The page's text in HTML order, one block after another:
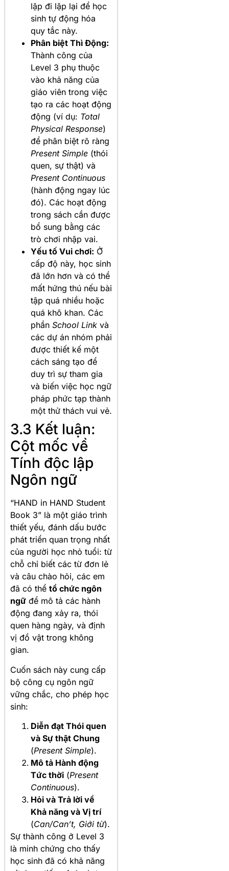
lặp đi lặp lại để học
sinh tự động hóa
quy tắc này.
Phân biệt Thì Động:
Thành công của
Level 3 phụ thuộc
vào khả năng của
giáo viên trong việc
tạo ra các hoạt động
động (ví dụ: Total
Physical Response)
để phân biệt rõ ràng
Present Simple (thói
quen, sự thật) và
Present Continuous
(hành động ngay lúc
đó). Các hoạt động
trong sách cần được
bổ sung bằng các
trò chơi nhập vai.
Yếu tố Vui chơi: Ở
cấp độ này, học sinh
đã lớn hơn và có thể
mất hứng thú nếu bài
tập quá nhiều hoặc
quá khô khan. Các
phần School Link và
các dự án nhóm phải
được thiết kế một
cách sáng tạo để
duy trì sự tham gia
và biến việc học ngữ
pháp phức tạp thành
một thử thách vui vẻ.
3.3 Kết luận:
Cột mốc về
Tính độc lập
Ngôn ngữ
“HAND in HAND Student
Book 3” là một giáo trình
thiết yếu, đánh dấu bước
phát triển quan trọng nhất
của người học nhỏ tuổi: từ
chỗ chỉ biết các từ đơn lẻ
và câu chào hỏi, các em
đã có thể tổ chức ngôn
ngữ để mô tả các hành
động đang xảy ra, thói
quen hàng ngày, và định
vị đồ vật trong không
gian.
Cuốn sách này cung cấp
bộ công cụ ngôn ngữ
vững chắc, cho phép học
sinh:
Diễn đạt Thói quen
và Sự thật Chung
(Present Simple).
Mô tả Hành động
Tức thời (Present
Continuous).
Hỏi và Trả lời về
Khả năng và Vị trí
(Can/Can’t, Giới từ).
Sự thành công ở Level 3
là minh chứng cho thấy
học sinh đã có khả năng